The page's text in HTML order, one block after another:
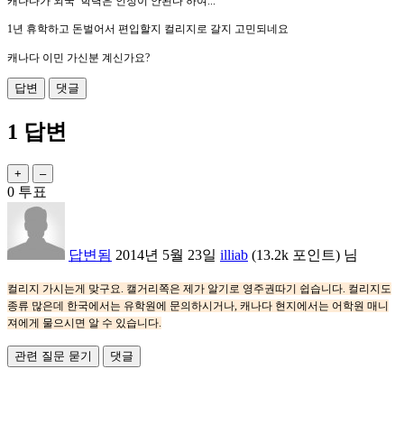
1년 휴학하고 돈벌어서 편입할지 컬리지로 갈지 고민되네요
캐나다 이민 가신분 계신가요?
1 답변
0 투표
답변됨 2014년 5월 23일 illiab (13.2k 포인트) 님
컬리지 가시는게 맞구요. 캘거리쪽은 제가 알기로 영주권따기 쉽습니다. 컬리지도
종류 많은데 한국에서는 유학원에 문의하시거나, 캐나다 현지에서는 어학원 매니
져에게 물으시면 알 수 있습니다.